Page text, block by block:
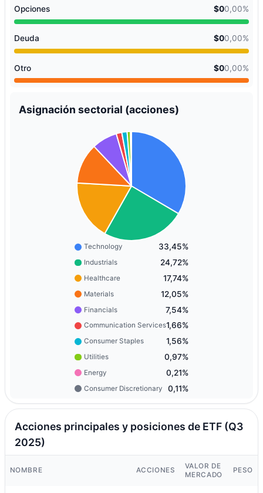
Opciones $00,00%
Deuda $00,00%
Otro $00,00%
Asignación sectorial (acciones)
Technology 33,45%
Industrials 24,72%
Healthcare 17,74%
Materials 12,05%
Financials 7,54%
Communication Services1,66%
Consumer Staples 1,56%
Utilities 0,97%
Energy 0,21%
Consumer Discretionary 0,11%
Acciones principales y posiciones de ETF (Q3
2025)
NOMBRE ACCIONES
VALOR DE
MERCADO
PESO